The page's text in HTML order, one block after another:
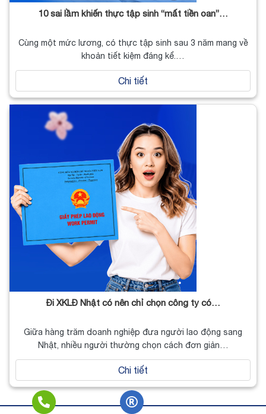
10 sai lầm khiến thực tập sinh “mất tiền oan”…
Cùng một mức lương, có thực tập sinh sau 3 năm mang về
khoản tiết kiệm đáng kể.…
Chi tiết
Đi XKLĐ Nhật có nên chỉ chọn công ty có…
Giữa hàng trăm doanh nghiệp đưa người lao động sang
Nhật, nhiều người thường chọn cách đơn giản…
Chi tiết